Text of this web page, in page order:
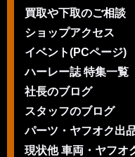
買取や下取のご相談
ショップアクセス
イベント(PCページ)
ハーレー誌 特集一覧
社長のブログ
スタッフのブログ
パーツ・ヤフオク出
現状他 車両・ヤフオ